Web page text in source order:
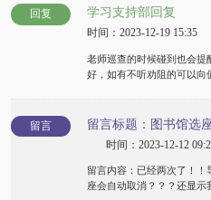
回复 学习支持部回复
时间：2023-12-19 15:35
老师巡查的时候碰到也会提
好，如有不听劝阻的可以向
留言 留言标题：图书馆选
时间：2023-12-12
留言内容：已经两次了！！
座会自动取消？？？还显示